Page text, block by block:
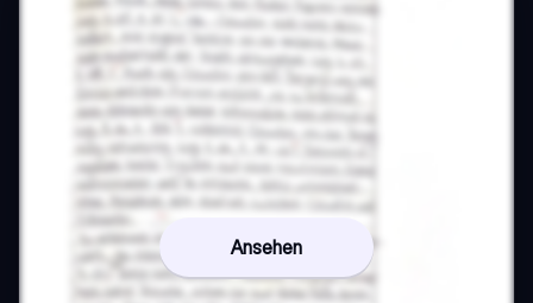
Ansehen